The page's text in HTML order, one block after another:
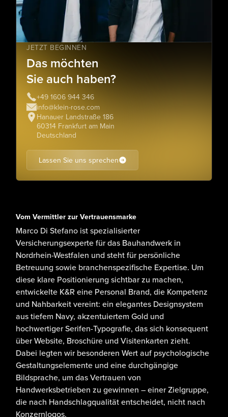
Vom Vermittler zur Vertrauensmarke
Marco Di Stefano istspezialisierter
Versicherungsexperte für das Bauhandwerk in
Nordrhein-Westfalen und steht fürpersönliche
Betreuung sowie branchenspezifische Expertise. Um
diese klare Positionierung sichtbar zu machen,
entwickelte K&R eine Personal Brand, die Kompetenz
und Nahbarkeit vereint: ein elegantes Designsystem
aus tiefem Navy, akzentuiertem Gold und
hochwertiger Serifen-Typografie, das sich konsequent
überWebsite, Broschüre undVisitenkarten zieht.
Dabei legten wir besonderen Wert auf psychologische
Gestaltungselemente und einedurchgängige
Bildsprache, um das Vertrauen von
Handwerksbetrieben zu gewinnen – einer Zielgruppe,
die nach Handschlagqualitätentscheidet, nicht nach
Konzernlogos.
JETZT BEGINNEN
Das möchten
Sie auch haben?
+49 1606 944 346
info@klein-rose.com
Hanauer Landstraße 186
60314 Frankfurt am Main
Deutschland
Lassen Sie uns sprechen